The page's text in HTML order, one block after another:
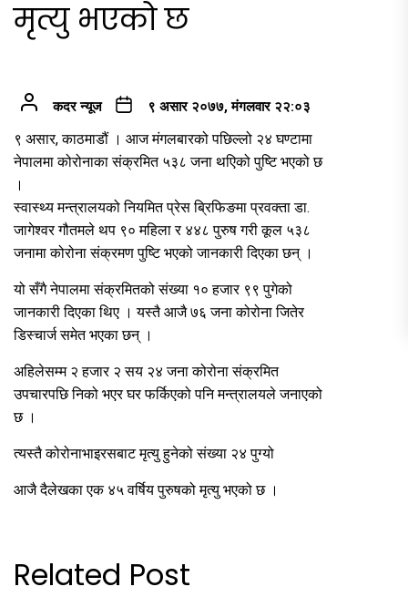
मृत्यु भएको छ
कदर न्यूज ९ असार २०७७, मंगलवार २२:०३
९ असार, काठमाडौं । आज मंगलबारको पछिल्लो २४ घण्टामा
नेपालमा कोरोनाका संक्रमित ५३८ जना थएिको पुष्टि भएको छ
।
स्वास्थ्य मन्त्रालयको नियमित प्रेस ब्रिफिङमा प्रवक्ता डा.
जागेश्वर गौतमले थप ९० महिला र ४४८ पुरुष गरी कूल ५३८
जनामा कोरोना संक्रमण पुष्टि भएको जानकारी दिएका छन् ।
यो सँगै नेपालमा संक्रमितको संख्या १० हजार ९९ पुगेको
जानकारी दिएका थिए । यस्तै आजै ७६ जना कोरोना जितेर
डिस्चार्ज समेत भएका छन् ।
अहिलेसम्म २ हजार २ सय २४ जना कोरोना संक्रमित
उपचारपछि निको भएर घर फर्किएको पनि मन्त्रालयले जनाएको
छ ।
त्यस्तै कोरोनाभाइरसबाट मृत्यु हुनेको संख्या २४ पुग्यो
आजै दैलेखका एक ४५ वर्षिय पुरुषको मृत्यु भएको छ ।
Related Post